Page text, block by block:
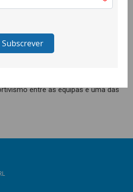
para os bons resultados; houve
e entreajuda. E esperamos mais,
entre as equipas é uma das